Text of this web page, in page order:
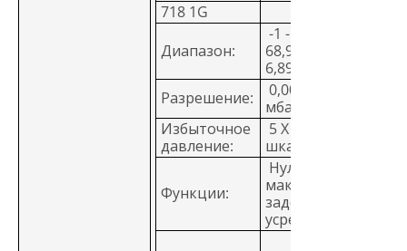
718 1G
Диапазон:
-1 - +1 PSI, (-68,9 -
68,9 мбар, -6,89 -
6,89 кПа)
Разрешение:
0,0001 psi, 0,001
мбар, 0,0001 кПа
Избыточное
давление:
5 X полная
шкала
Функции:
Нуль, минимум,
максимум,
задержка,
усреднение